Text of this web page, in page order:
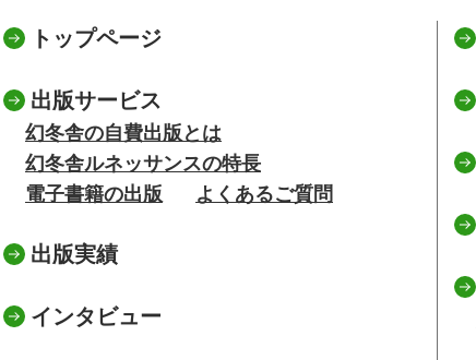
トップページ
出版サービス
幻冬舎の自費出版とは
幻冬舎ルネッサンスの特長
電子書籍の出版
よくあるご質問
出版実績
インタビュー